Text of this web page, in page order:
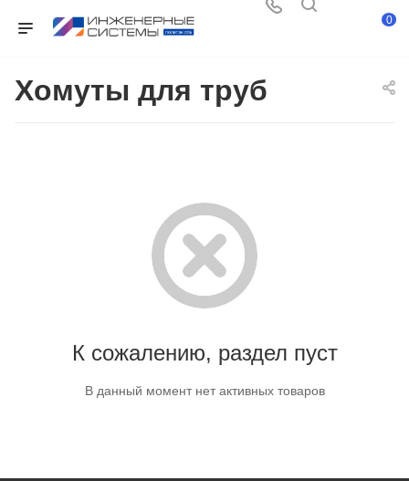
0
Хомуты для труб
К сожалению, раздел пуст
В данный момент нет активных товаров